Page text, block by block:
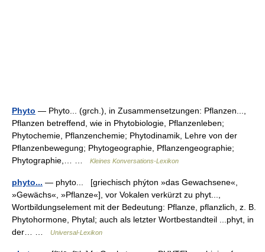
Phyto — Phyto... (grch.), in Zusammensetzungen: Pflanzen...,
Pflanzen betreffend, wie in Phytobiologie, Pflanzenleben;
Phytochemie, Pflanzenchemie; Phytodinamik, Lehre von der
Pflanzenbewegung; Phytogeographie, Pflanzengeographie;
Phytographie,… …
Kleines Konversations-Lexikon
phyto... — phyto... [griechisch phýton »das Gewachsene«,
»Gewächs«, »Pflanze«], vor Vokalen verkürzt zu phyt...,
Wortbildungselement mit der Bedeutung: Pflanze, pflanzlich, z. B.
Phytohormone, Phytal; auch als letzter Wortbestandteil ...phyt, in
der… …
Universal-Lexikon